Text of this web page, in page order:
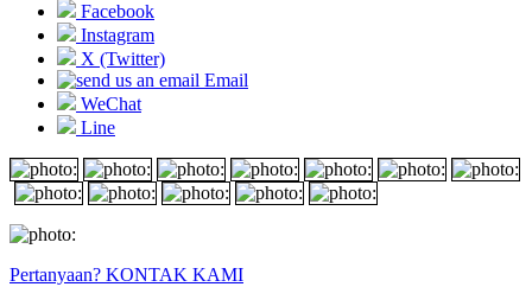
Facebook
Instagram
X (Twitter)
Email
WeChat
Line
Pertanyaan? KONTAK KAMI